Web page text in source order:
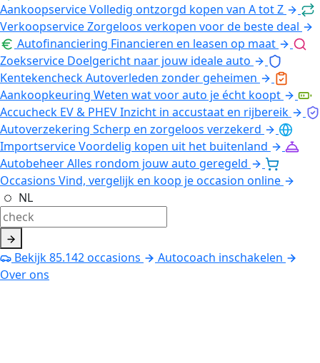
AankoopserviceVolledig ontzorgd kopen van A tot Z
VerkoopserviceZorgeloos verkopen voor de beste deal
Autofinanciering Financieren en leasen op maat
Zoekservice Doelgericht naar jouw ideale auto
KentekencheckAutoverleden zonder geheimen
Aankoopkeuring Weten wat voor auto je écht koopt
Accucheck EV & PHEVInzicht in accustaat en rijbereik
Autoverzekering Scherp en zorgeloos verzekerd
ImportserviceVoordelig kopen uit het buitenland
AutobeheerAlles rondom jouw auto geregeld
Occasions Vind, vergelijk en koop je occasion online
NL
Bekijk85.142occasions
Autocoach inschakelen
Over ons